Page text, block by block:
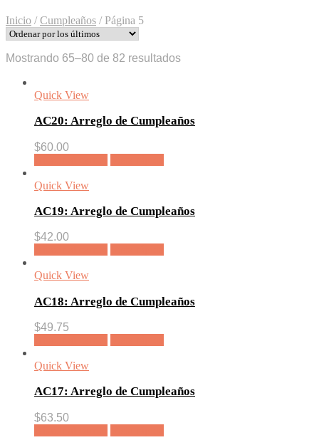
Inicio / Cumpleaños /Página 5
Mostrando 65–80 de 82 resultadosOrdenado
Quick View
AC20: Arreglo de Cumpleaños
$60.00
Quick View
AC19: Arreglo de Cumpleaños
$42.00
Quick View
AC18: Arreglo de Cumpleaños
$49.75
Quick View
AC17: Arreglo de Cumpleaños
$63.50